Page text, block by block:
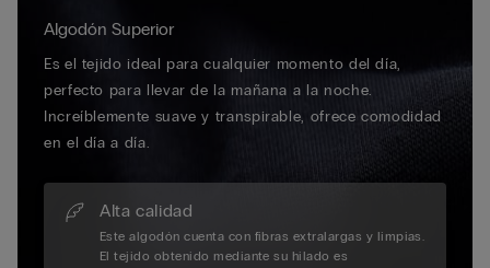
Algodón Superior
Es el tejido ideal para cualquier momento del día,
perfecto para llevar de la mañana a la noche.
Increíblemente suave y transpirable, ofrece comodidad
en el día a día.
Alta calidad
Este algodón cuenta con fibras extralargas y limpias.
El tejido obtenido mediante su hilado es